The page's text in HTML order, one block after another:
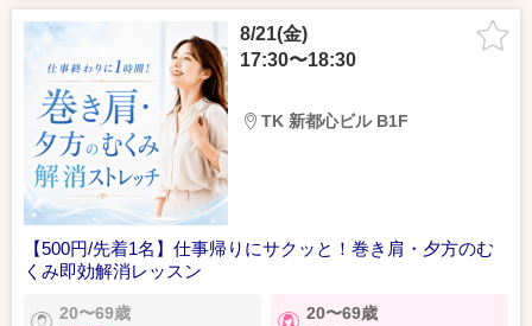
8/21(金)
17:30〜18:30
TK 新都心ビル B1F
【500円/先着1名】仕事帰りにサクッと！巻き肩・夕方のむ
くみ即効解消レッスン
20〜69歳 20〜69歳